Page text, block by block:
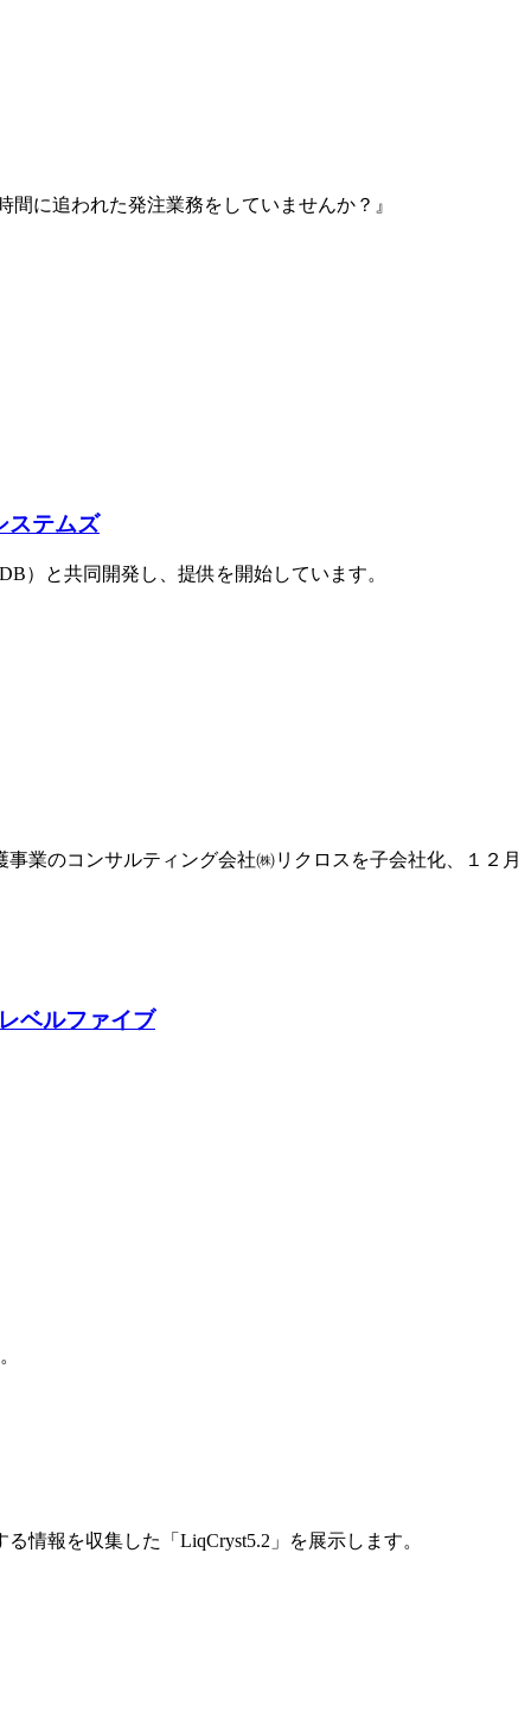
に追われた発注業務をしていませんか？』
ステムズ
）と共同開発し、提供を開始しています。
業のコンサルティング会社㈱リクロスを子会社化、１２月
ベルファイブ
情報を収集した「LiqCryst5.2」を展示します。